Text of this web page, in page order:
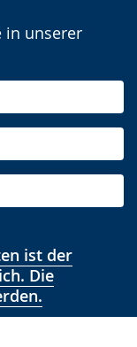
in unserer
ist der
Die